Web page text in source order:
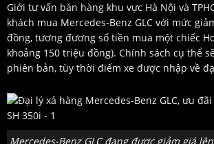
Giới tư vấn bán hàng khu vực Hà Nội và
khách mua Mercedes-Benz GLC với mức
đồng, tương đương số tiền mua một chiếc
khoảng 150 triệu đồng). Chính sách cụ thể
phiên bản, tùy thời điểm xe được nhập về
Mercedes-Benz GLC đang được giảm giá